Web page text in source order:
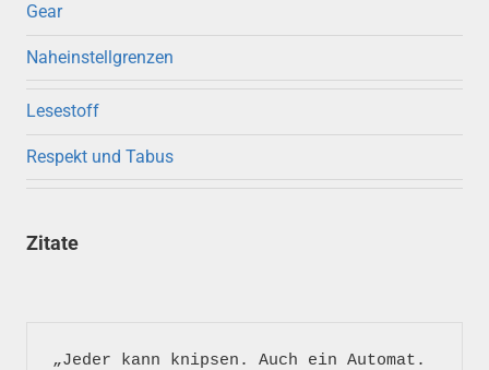
Gear
Naheinstellgrenzen
Lesestoff
Respekt und Tabus
Zitate
„Jeder kann knipsen. Auch ein Automat.